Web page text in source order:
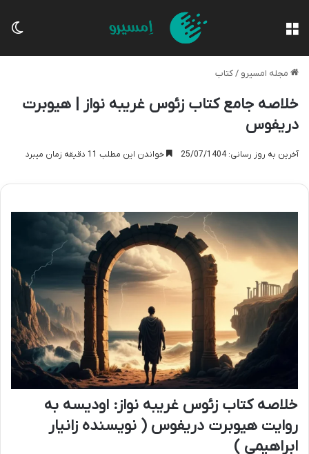
مجله امسیرو /کتاب
خلاصه جامع کتاب زئوس غریبه نواز | هیوبرت
دریفوس
آخرین به روز رسانی: 25/07/1404 خواندن این مطلب 11 دقیقه زمان میبرد
خلاصه کتاب زئوس غریبه نواز: اودیسه به
روایت هیوبرت دریفوس ( نویسنده زانیار
ابراهیمی )